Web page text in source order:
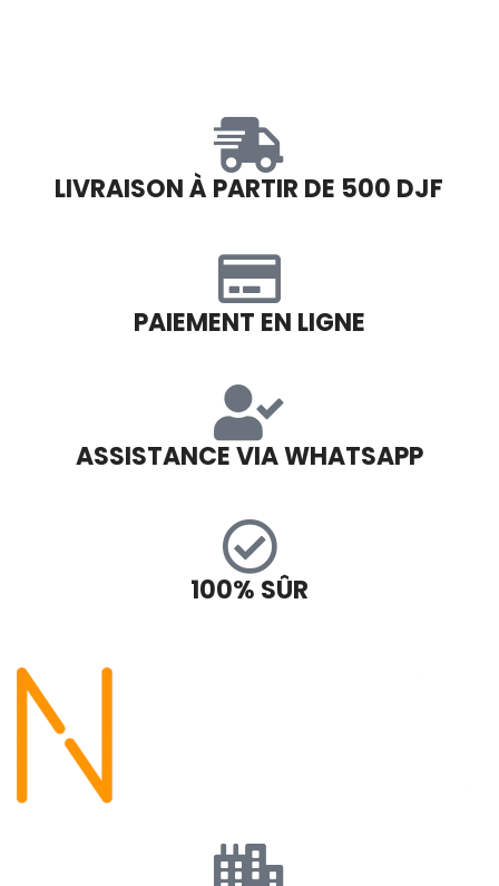
LIVRAISON À PARTIR DE 500 DJF
PAIEMENT EN LIGNE
ASSISTANCE VIA WHATSAPP
100% SÛR